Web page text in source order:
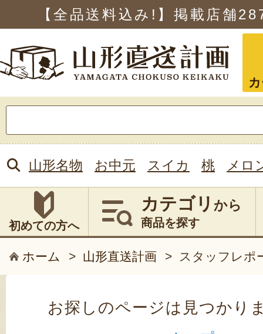
【全品送料込み!】掲載店舗
索:
山形名物 お中元 スイカ 桃 メロ
初めての方へ
カテゴリ から
商品を探す
ホーム > 山形直送計画 > スタッフレポ
お探しのページは見つかり